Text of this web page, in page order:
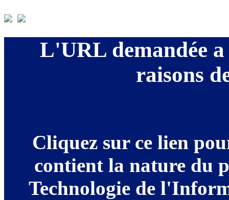
L'URL demandée a
raisons
Cliquez sur ce lien
contient la nature du
Technologie de